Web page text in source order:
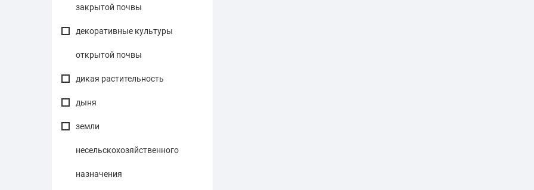
закрытой почвы
декоративные культуры
открытой почвы
дикая растительность
дыня
земли
несельскохозяйственного
назначения